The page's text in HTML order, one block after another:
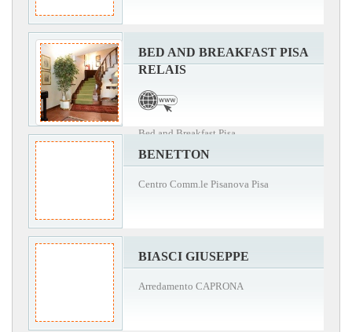
BED AND BREAKFAST PISA
RELAIS
Bed and Breakfast Pisa
BENETTON
Centro Comm.le Pisanova Pisa
BIASCI GIUSEPPE
Arredamento CAPRONA